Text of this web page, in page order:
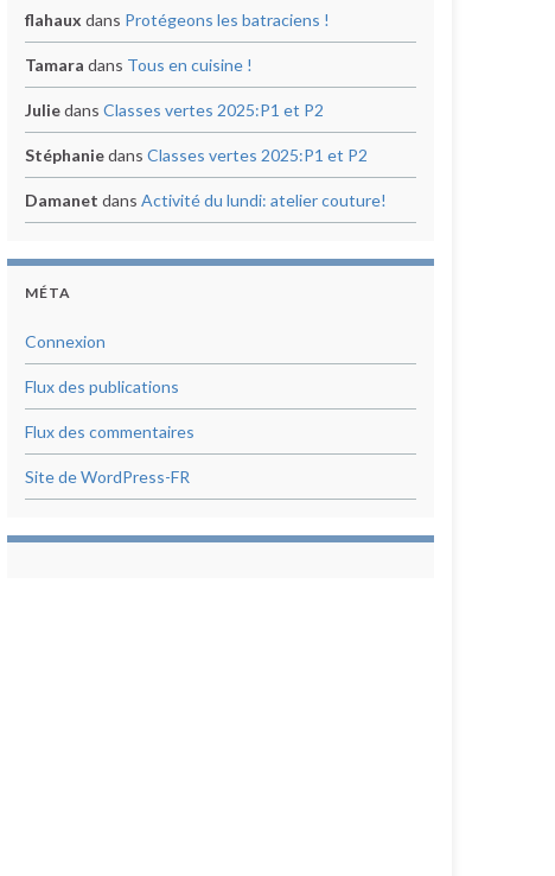
flahaux dans Protégeons les batraciens !
Tamara dans Tous en cuisine !
Juliedans Classes vertes 2025:P1 et P2
Stéphaniedans Classes vertes 2025:P1 et P2
Damanet dans Activité du lundi: atelier couture!
MÉTA
Connexion
Flux des publications
Flux des commentaires
Site de WordPress-FR